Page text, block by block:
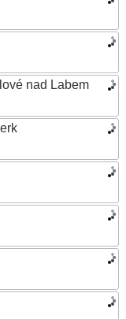
nad Labem